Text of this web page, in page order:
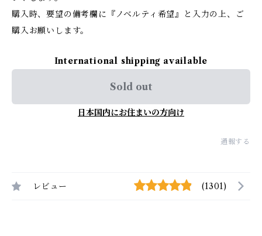
購入時、要望の備考欄に『ノベルティ希望』と入力の上、ご
購入お願いします。
International shipping available
Sold out
日本国内にお住まいの方向け
通報する
レビュー (1301)